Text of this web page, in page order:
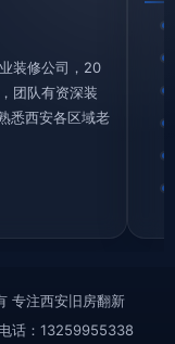
装修公司，20
团队有资深装
悉西安各区域老
专注西安旧房翻新
话：13259955338